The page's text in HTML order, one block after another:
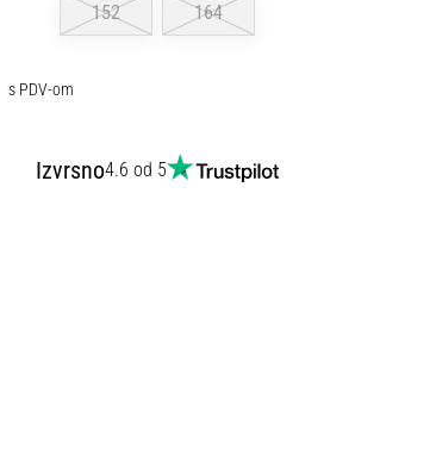
152 164
s PDV-om
Izvrsno4.6 od 5